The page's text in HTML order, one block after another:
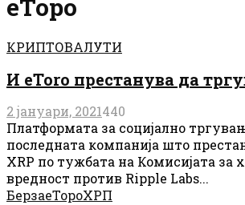
еТоро
КРИПТОВАЛУТИ
И eToro престанува да
2 јануари, 2021440
Платформата за социјално
последната компанија што
XRP по тужбата на Комисијата за
вредност против Ripple Labs...
БерзаеТороХРП